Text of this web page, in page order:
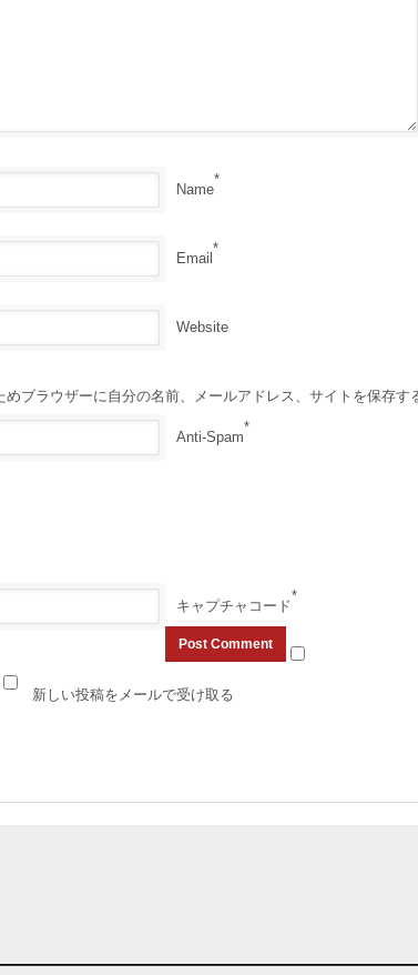
Name
*
Email
*
Website
ブラウザーに自分の名前、メールアドレス、サイトを保存す
Anti-Spam
*
キャプチャコード
*
新しい投稿をメールで受け取る